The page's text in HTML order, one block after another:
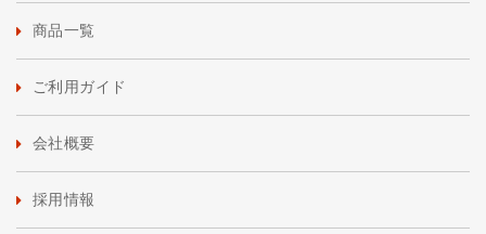
商品一覧
ご利用ガイド
会社概要
採用情報